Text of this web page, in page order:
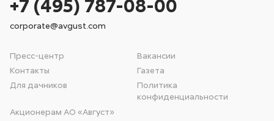
Пресс-центр
Вакансии
Контакты
Газета
Для дачников
Политика
конфиденциальности
Акционерам АО «Август»
+7 (495) 787-08-00
corporate@avgust.com